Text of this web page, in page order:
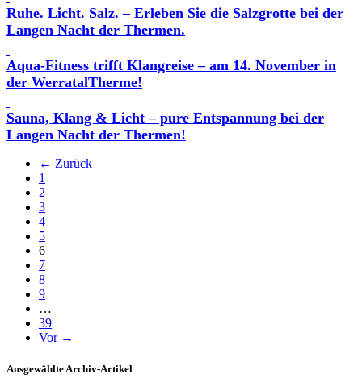
Ruhe. Licht. Salz. – Erleben Sie die Salzgrotte bei der
Langen Nacht der Thermen.
Aqua-Fitness trifft Klangreise – am 14. November in
der WerratalTherme!
Sauna, Klang & Licht – pure Entspannung bei der
Langen Nacht der Thermen!
← Zurück
1
2
3
4
5
6(aktuell)
7
8
9
…
39
Vor →
Ausgewählte Archiv-Artikel